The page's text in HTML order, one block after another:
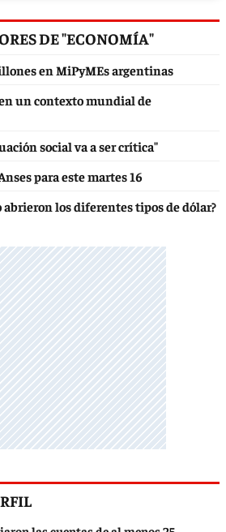
DE "ECONOMÍA"
en MiPyMEs argentinas
un contexto mundial de
social va a ser crítica"
para este martes 16
abrieron los diferentes tipos de dólar?